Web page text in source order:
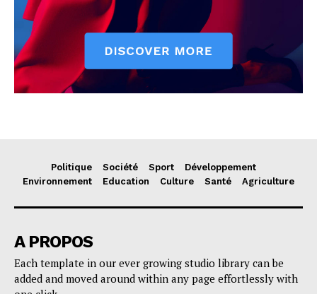
Politique Société Sport
Développement
Environnement
Education Culture Santé Agriculture
A PROPOS
Each template in our ever growing studio library can be
added and moved around within any page effortlessly with